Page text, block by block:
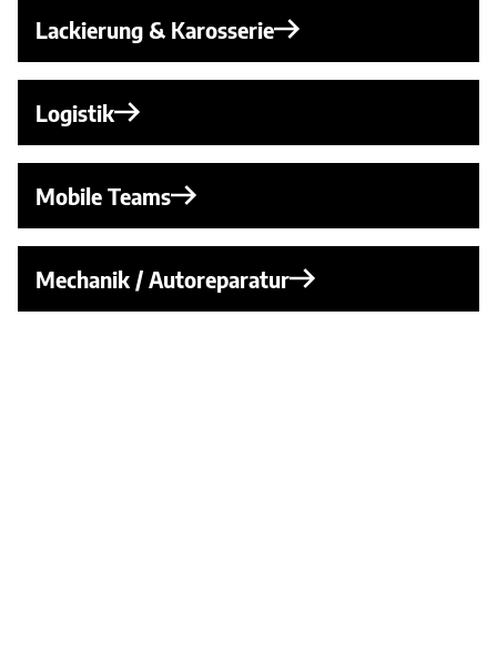
Lackierung & Karosserie
Logistik
Mobile Teams
Mechanik / Autoreparatur